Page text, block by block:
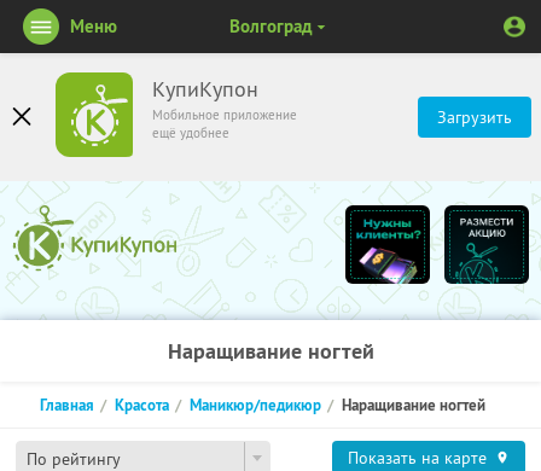
КупиКупон
Мобильное приложение
ещё удобнее
Загрузить
Меню Волгоград
Наращивание ногтей
По рейтингу
Главная Красота Маникюр/педикюр Наращивание ногтей
Показать на карте